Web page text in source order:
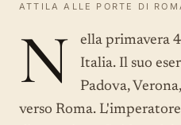
ATTILA ALLE PORTE DI
N
ella primavera
Italia. Il suo
Padova,
verso Roma.